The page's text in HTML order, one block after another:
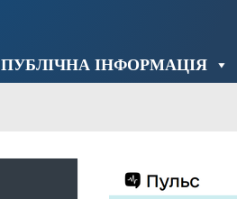
ПУБЛІЧНА ІНФОРМАЦІЯ